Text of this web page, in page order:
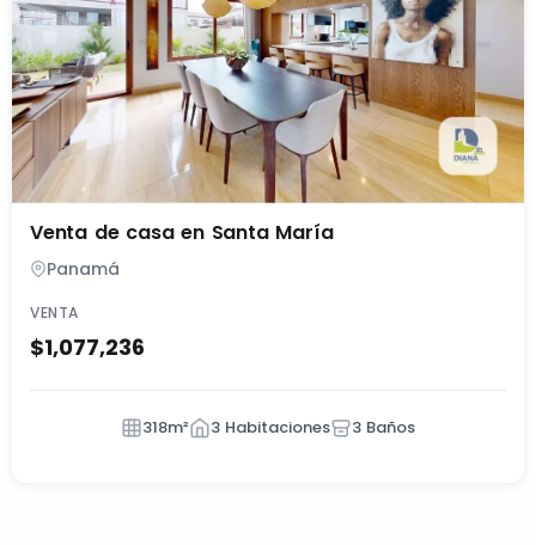
Venta de casa en Santa María
Panamá
VENTA
$1,077,236
318m² 3 Habitaciones 3 Baños